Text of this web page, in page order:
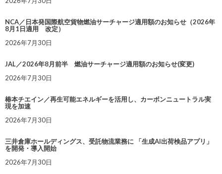
NCA／日本発国際航空貨物燃油サーチャージ適用額のお知らせ（2026年
8月1日適用 改定）
2026年7月30日
JAL／2026年8月前半 燃油サーチャージ適用額のお知らせ(変更)
2026年7月30日
椿本チエイン／再生可能エネルギーを活用し、カーボンニュートラル実
現を加速
2026年7月30日
三井倉庫ホールディングス、受託物流業務に 「生成AI出荷検品アプリ」
を開発・導入開始
2026年7月30日